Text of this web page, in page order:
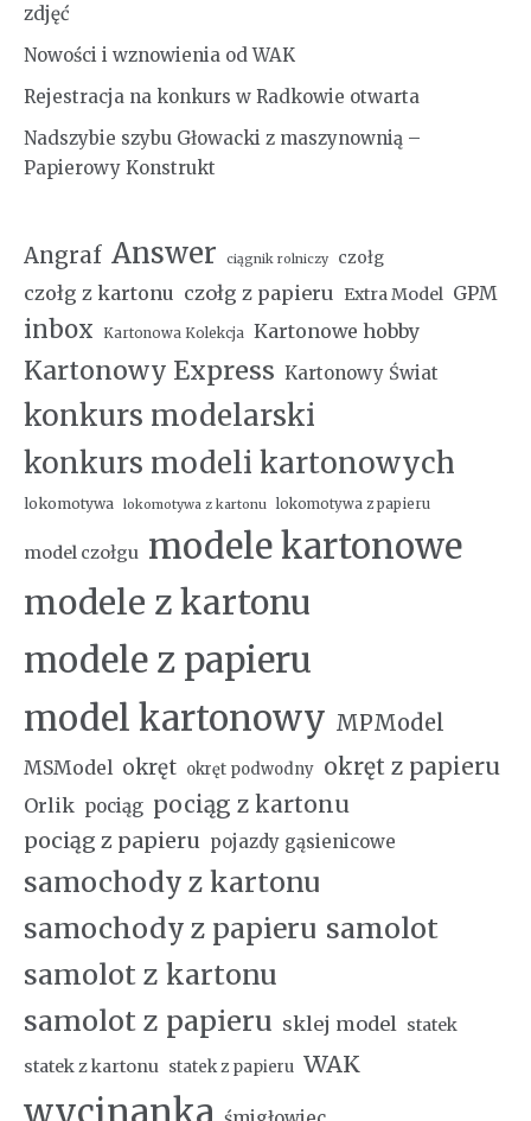
zdjęć
Nowości i wznowienia od WAK
Rejestracja na konkurs w Radkowie otwarta
Nadszybie szybu Głowacki z maszynownią –
Papierowy Konstrukt
Angraf Answer ciągnik rolniczy czołg
czołg z kartonu czołg z papieru Extra Model GPM
inbox Kartonowa Kolekcja Kartonowe hobby
Kartonowy Express Kartonowy Świat
konkurs modelarski
konkurs modeli kartonowych
lokomotywa lokomotywa z kartonu lokomotywa z papieru
model czołgu modele kartonowe
modele z kartonu
modele z papieru
model kartonowy MPModel
MSModel okręt okręt podwodny okręt z papieru
Orlik pociąg pociąg z kartonu
pociąg z papieru pojazdy gąsienicowe
samochody z kartonu
samochody z papieru samolot
samolot z kartonu
samolot z papieru sklej model
statek
statek z kartonu statek z papieru WAK
wycinanka